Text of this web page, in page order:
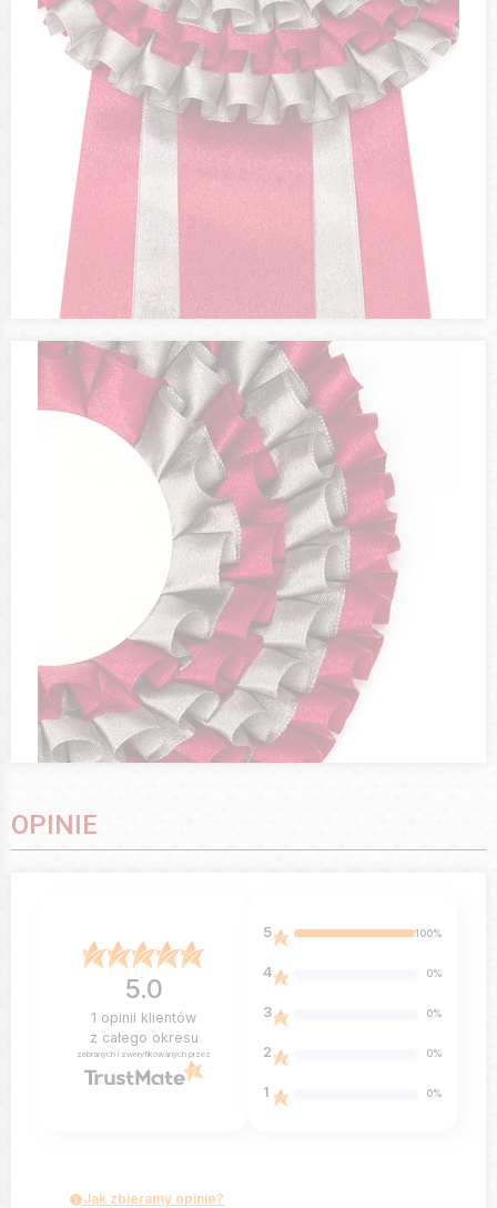
OPINIE
5.0
1 opinii klientów
z całego okresu
zebranych i zweryfikowanych przez
5 100%
4 0%
3 0%
2 0%
1 0%
Jak zbieramy opinie?